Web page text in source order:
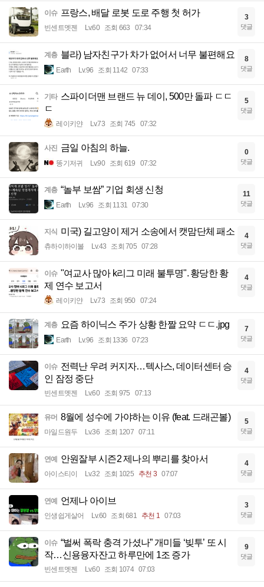
이슈 프랑스, 배달 로봇 도로 주행 첫 허가
빈센트멧젠 Lv.60 조회 663 07:34
3
댓글
계층 블라) 남자친구가 차가 없어서 너무 불편해요
Earth Lv.96 조회 1142 07:33
8
댓글
기타 스파이더맨 브랜드 뉴 데이, 500만 돌파 ㄷㄷ
ㄷ
레이키얀 Lv.73 조회 745 07:32
5
댓글
사진 금일 아침의 하늘.
똥기저귀 Lv.90 조회 619 07:32
0
댓글
계층 “놀부 보쌈” 기업 회생 신청
Earth Lv.96 조회 1131 07:30
11
댓글
지식 미국) 길고양이 제거 소송에서 캣맘단체 패소
츄하이하이볼 Lv.43 조회 705 07:28
4
댓글
이슈 "여교사 많아 k리그 미래 불투명". 황당한 황
제 연수 보고서
레이키얀 Lv.73 조회 950 07:24
4
댓글
계층 요즘 하이닉스 주가 상황 한짤 요약 ㄷㄷ.jpg
Earth Lv.96 조회 1336 07:23
7
댓글
이슈 전력난 우려 커지자…텍사스, 데이터센터 승
인 잠정 중단
빈센트멧젠 Lv.60 조회 975 07:13
4
댓글
유머 8월에 성수에 가야하는 이유 (feat. 드래곤볼)
마일드원두 Lv.36 조회 1207 07:11
5
댓글
연예 안원잘부 시즌2 제나의 뿌리를 찾아서
아이스티이 Lv.32 조회 1025 추천 3 07:07
4
댓글
연예 언제나 아이브
인생쉽게살어 Lv.60 조회 681 추천 1 07:03
3
댓글
이슈 “벌써 폭락 충격 가셨나” 개미들 ‘빚투’ 또 시
작…신용융자잔고 하루만에 1조 증가
빈센트멧젠 Lv.60 조회 1074 07:03
9
댓글